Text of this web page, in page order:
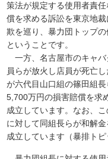
策法が規定する使用者責
償を求める訴訟を東京地
欺を巡り、暴力団トップ
ということです。
一方、名古屋市のキャバ
員らが放火し店員が死亡
が六代目山口組の篠田組
5,700万円の損害賠償を求
成立しています。なお、
に対して同組長らが和解
成立しています（暴排ト